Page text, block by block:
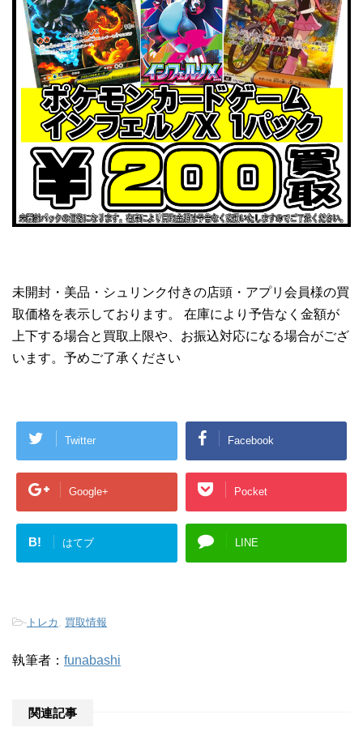
未開封・美品・シュリンク付きの店頭・アプリ会員様の買
取価格を表示しております。 在庫により予告なく金額が
上下する場合と買取上限や、お振込対応になる場合がござ
います。予めご了承ください
Twitter Facebook
Google+ Pocket
B! はてブ LINE
- トレカ 買取情報
執筆者： funabashi
関連記事